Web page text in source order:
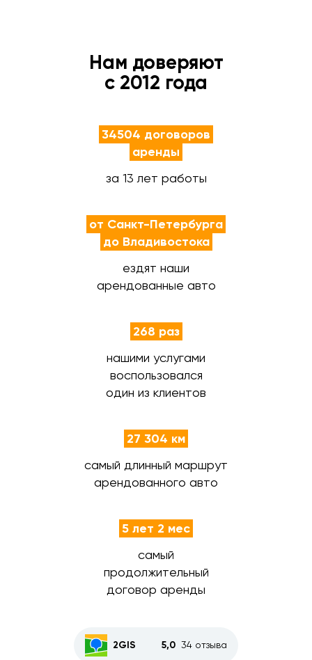
Нам доверяют
с 2012 года
34504 договоров
аренды
за 13 лет работы
от Санкт-Петербурга
до Владивостока
ездят наши
арендованные авто
268 раз
нашими услугами
воспользовался
один из клиентов
27 304 км
самый длинный маршрут
арендованного авто
5 лет 2 мес
самый
продолжительный
договор аренды
2GIS 5,0 34 отзыва